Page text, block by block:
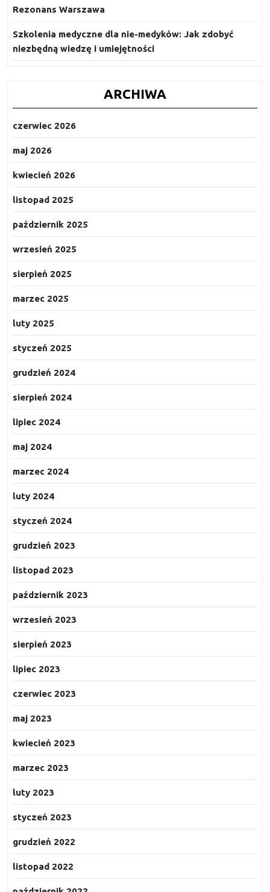
Rezonans Warszawa
Szkolenia medyczne dla nie-medyków: Jak zdobyć
niezbędną wiedzę i umiejętności
ARCHIWA
czerwiec 2026
maj 2026
kwiecień 2026
listopad 2025
październik 2025
wrzesień 2025
sierpień 2025
marzec 2025
luty 2025
styczeń 2025
grudzień 2024
sierpień 2024
lipiec 2024
maj 2024
marzec 2024
luty 2024
styczeń 2024
grudzień 2023
listopad 2023
październik 2023
wrzesień 2023
sierpień 2023
lipiec 2023
czerwiec 2023
maj 2023
kwiecień 2023
marzec 2023
luty 2023
styczeń 2023
grudzień 2022
listopad 2022